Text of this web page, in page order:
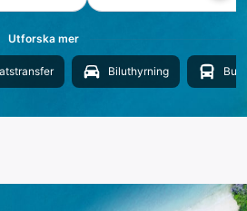
Utforska mer
Biluthyrning